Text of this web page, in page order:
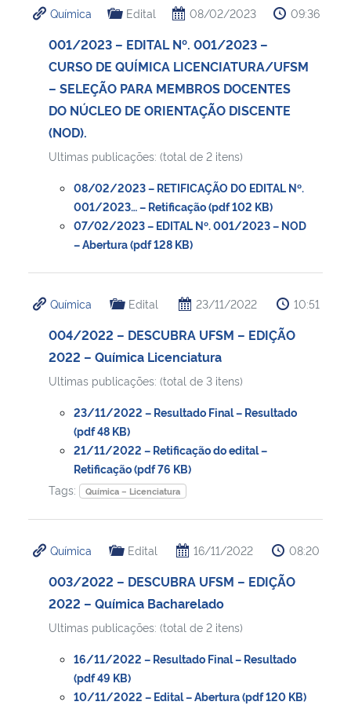
Ministério da Cidadania
Ministério de Minas e Energia
Ministério da Ciência, Tecnologia, Inovações e Comunicações
Ministério do Turismo
Controladoria-Geral da União
Secretaria-Geral
Secretaria de Governo
Gabinete de Segurança Institucional
Banco Central do Brasil
Química Edital 08/02/2023 09:36
001/2023 – EDITAL Nº. 001/2023 –
CURSO DE QUÍMICA LICENCIATURA/UFSM
– SELEÇÃO PARA MEMBROS DOCENTES
DO NÚCLEO DE ORIENTAÇÃO DISCENTE
(NOD).
Ultimas publicações: (total de 2 itens)
08/02/2023 – RETIFICAÇÃO DO EDITAL Nº.
001/2023… – Retificação (pdf 102 KB)
07/02/2023 – EDITAL Nº. 001/2023 – NOD
– Abertura (pdf 128 KB)
Química Edital 23/11/2022 10:51
004/2022 – DESCUBRA UFSM – EDIÇÃO
2022 – Química Licenciatura
Ultimas publicações: (total de 3 itens)
23/11/2022 – Resultado Final – Resultado
(pdf 48 KB)
21/11/2022 – Retificação do edital –
Retificação (pdf 76 KB)
Tags:
Química – Licenciatura
Química Edital 16/11/2022 08:20
003/2022 – DESCUBRA UFSM – EDIÇÃO
2022 – Química Bacharelado
Ultimas publicações: (total de 2 itens)
16/11/2022 – Resultado Final – Resultado
(pdf 49 KB)
10/11/2022 – Edital – Abertura (pdf 120 KB)